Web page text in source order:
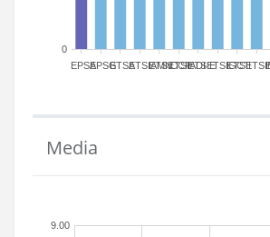
EPSAEPSGETSAETSIAMN
ETSICCP
ETSIADI
ETSIEETSIGCT
ETSII
0
Media
9.00